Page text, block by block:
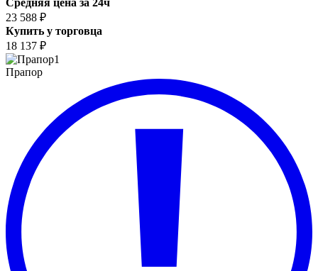
Средняя цена за 24ч
23 588 ₽
Купить у торговца
18 137 ₽
1
Прапор